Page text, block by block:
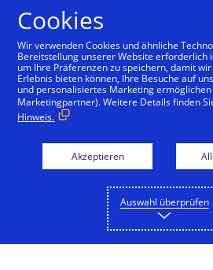
Deutsch
Cookies
Wir verwenden Cookies und ähnliche
Bereitstellung unserer Website erforderlich
um Ihre Präferenzen zu speichern, damit
Erlebnis bieten können, Ihre Besuche auf
und personalisiertes Marketing
Marketingpartner). Weitere Details finden
Hinweis.
Akzeptieren
Auswahl überprüfen